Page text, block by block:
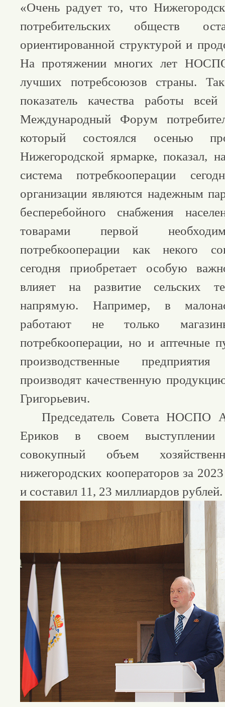
«Очень радует то, что
потребительских обществ
ориентированной структурой и
На протяжении многих лет
лучших потребсоюзов страны.
показатель качества работы
Международный Форум
который состоялся осенью
Нижегородской ярмарке, показал,
система потребкооперации
организации являются надежным
бесперебойного снабжения
товарами первой
потребкооперации как некого
сегодня приобретает особую
влияет на развитие сельских
напрямую. Например, в
работают не только
потребкооперации, но и аптечные
производственные предприятия
производят качественную
Григорьевич.
Председатель Совета НОСПО
Ериков в своем выступлении
совокупный объем
нижегородских кооператоров за
и составил 11, 23 миллиардов рублей.